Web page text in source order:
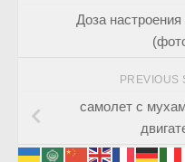
Доза
PREVIOUS
самолет с